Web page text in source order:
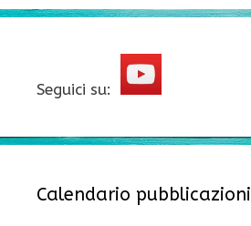
Seguici su:
Calendario pubblicazioni